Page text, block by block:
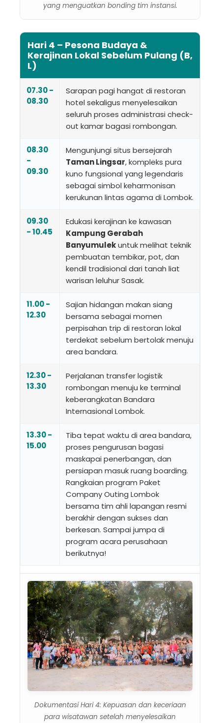
yang menguatkan bonding tim instansi.
Hari 4 – Pesona Budaya &
Kerajinan Lokal Sebelum Pulang (B,
L)
07.30 -
08.30
Sarapan pagi hangat di restoran
hotel sekaligus menyelesaikan
seluruh proses administrasi check-
out kamar bagasi rombongan.
08.30
-
09.30
Mengunjungi situs bersejarah
Taman Lingsar, kompleks pura
kuno fungsional yang legendaris
sebagai simbol keharmonisan
kerukunan lintas agama di Lombok.
09.30
- 10.45
Edukasi kerajinan ke kawasan
Kampung Gerabah
Banyumulekuntuk melihat teknik
pembuatan tembikar, pot, dan
kendil tradisional dari tanah liat
warisan leluhur Sasak.
11.00 -
12.30
Sajian hidangan makan siang
bersama sebagai momen
perpisahan trip di restoran lokal
terdekat sebelum bertolak menuju
area bandara.
12.30 -
13.30
Perjalanan transfer logistik
rombongan menuju ke terminal
keberangkatan Bandara
Internasional Lombok.
13.30 -
15.00
Tiba tepat waktu di area bandara,
proses pengurusan bagasi
maskapai penerbangan, dan
persiapan masuk ruang boarding.
Rangkaian program Paket
Company Outing Lombok
bersama tim ahli lapangan resmi
berakhir dengan sukses dan
berkesan. Sampai jumpa di
program acara perusahaan
berikutnya!
Dokumentasi Hari 4: Kepuasan dan keceriaan
para wisatawan setelah menyelesaikan